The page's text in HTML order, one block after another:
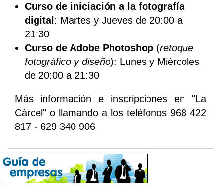
Curso de iniciación a la fotografía
digital : Martes y Jueves de 20:00 a
21:30
Curso de Adobe Photoshop (retoque
fotográfico y diseño): Lunes y Miércoles
de 20:00 a 21:30
Más información e inscripciones en "La
Cárcel" o llamando a los teléfonos 968 422
817 - 629 340 906